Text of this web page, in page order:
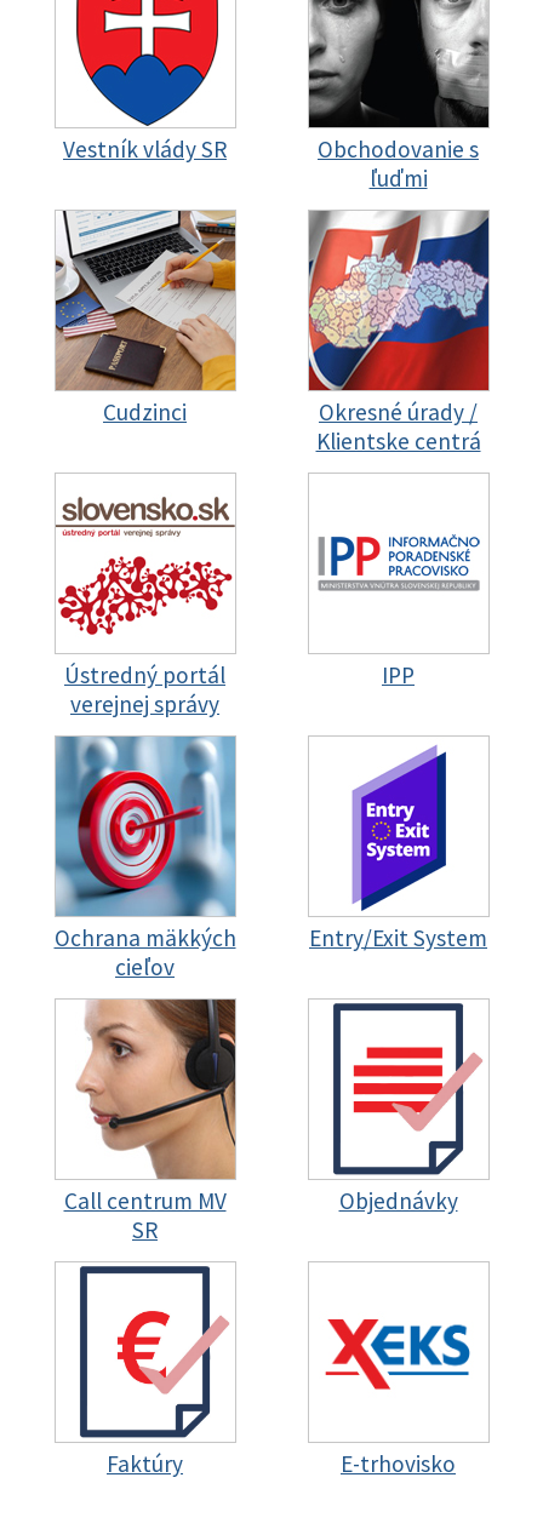
Vestník vlády SR
Obchodovanie s
ľuďmi
Cudzinci
Okresné úrady /
Klientske centrá
Ústredný portál
verejnej správy
IPP
Ochrana mäkkých
cieľov
Entry/Exit System
Call centrum MV
SR
Objednávky
Faktúry E-trhovisko